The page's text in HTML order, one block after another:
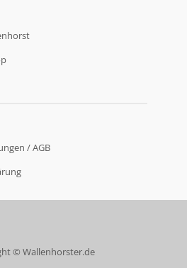
/ AGB
© Wallenhorster.de